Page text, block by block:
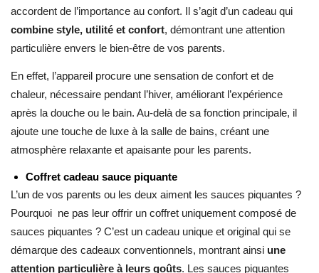
accordent de l’importance au confort. Il s’agit d’un cadeau qui
combine style, utilité et confort, démontrant une attention
particulière envers le bien-être de vos parents.
En effet, l’appareil procure une sensation de confort et de
chaleur, nécessaire pendant l’hiver, améliorant l’expérience
après la douche ou le bain. Au-delà de sa fonction principale, il
ajoute une touche de luxe à la salle de bains, créant une
atmosphère relaxante et apaisante pour les parents.
Coffret cadeau sauce piquante
L’un de vos parents ou les deux aiment les sauces piquantes ?
Pourquoi ne pas leur offrir un coffret uniquement composé de
sauces piquantes ? C’est un cadeau unique et original qui se
démarque des cadeaux conventionnels, montrant ainsi une
attention particulière à leurs goûts. Les sauces piquantes